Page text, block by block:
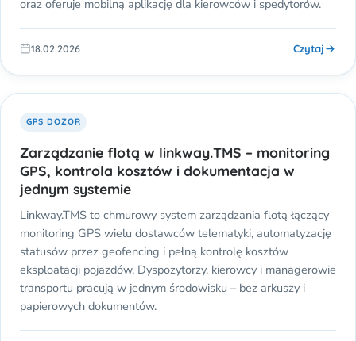
oraz oferuje mobilną aplikację dla kierowców i spedytorów.
18.02.2026 Czytaj
GPS DOZOR
Zarządzanie flotą w linkway.TMS – monitoring
GPS, kontrola kosztów i dokumentacja w
jednym systemie
Linkway.TMS to chmurowy system zarządzania flotą łączący
monitoring GPS wielu dostawców telematyki, automatyzację
statusów przez geofencing i pełną kontrolę kosztów
eksploatacji pojazdów. Dyspozytorzy, kierowcy i managerowie
transportu pracują w jednym środowisku – bez arkuszy i
papierowych dokumentów.